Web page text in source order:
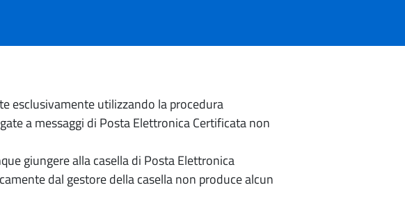
esclusivamente utilizzando la procedura
a messaggi di Posta Elettronica Certificata non
giungere alla casella di Posta Elettronica
dal gestore della casella non produce alcun